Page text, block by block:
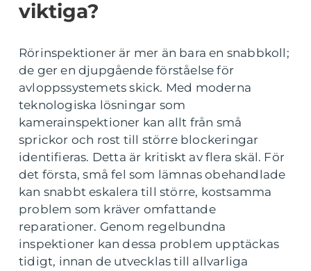
viktiga?
Rörinspektioner är mer än bara en snabbkoll;
de ger en djupgående förståelse för
avloppssystemets skick. Med moderna
teknologiska lösningar som
kamerainspektioner kan allt från små
sprickor och rost till större blockeringar
identifieras. Detta är kritiskt av flera skäl. För
det första, små fel som lämnas obehandlade
kan snabbt eskalera till större, kostsamma
problem som kräver omfattande
reparationer. Genom regelbundna
inspektioner kan dessa problem upptäckas
tidigt, innan de utvecklas till allvarliga